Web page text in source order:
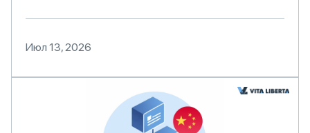
Июл 13, 2026